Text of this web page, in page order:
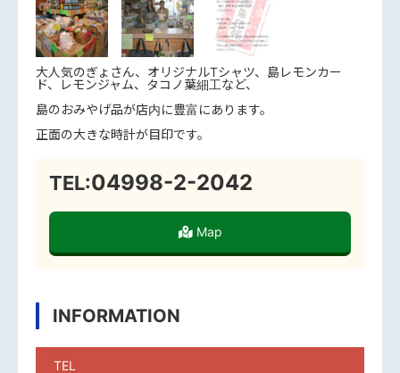
大人気のぎょさん、オリジナルTシャツ、島レモンカー
ド、レモンジャム、タコノ葉細工など、
島のおみやげ品が店内に豊富にあります。
正面の大きな時計が目印です。
TEL:04998-2-2042
Map
INFORMATION
TEL